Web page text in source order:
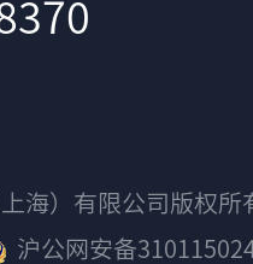
上海）有限公司版权
沪公网安备